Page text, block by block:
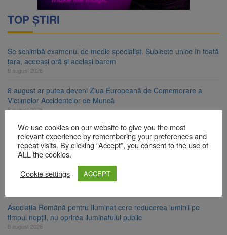
TOP ȘTIRI
Se schimbă examenul de medic specialist. Subiecte unice în toată
țara, aceeași oră și același barem
8 august 2026
8 august ar putea deveni Ziua Europeană de Comemorare a
Victimelor Accidentelor de Muncă
8 august 2026
Am început demolarea fostului complex Duplex 91, de lângă Piața
Star
8 august 2026
Ungaria renunță la apelul pentru reducerea consumului de
energie. Nivelul Dunării a început să crească
Asociația Română pentru Iluminat cere reducerea luminii pe
timpul nopții, nu oprirea iluminatului public
8 august 2026
We use cookies on our website to give you the most
relevant experience by remembering your preferences and
repeat visits. By clicking “Accept”, you consent to the use of
ALL the cookies.
Cookie settings
ACCEPT